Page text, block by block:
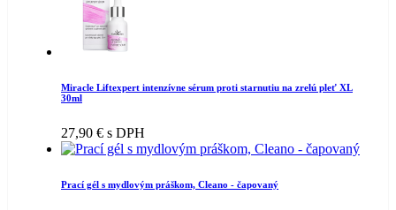
Miracle Liftexpert intenzívne sérum proti starnutiu na zrelú pleť XL
30ml
27,90 € s DPH
Prací gél s mydlovým práškom, Cleano - čapovaný